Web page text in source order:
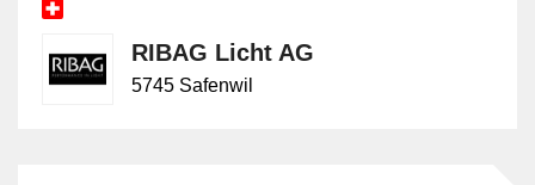
RIBAG Licht AG
5745 Safenwil